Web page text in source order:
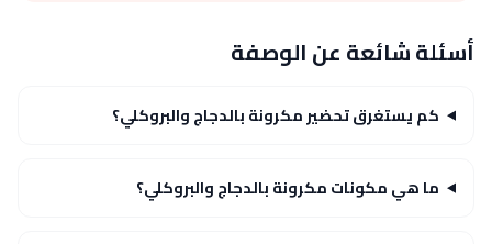
أسئلة شائعة عن الوصفة
كم يستغرق تحضير مكرونة بالدجاج والبروكلي؟
ما هي مكونات مكرونة بالدجاج والبروكلي؟